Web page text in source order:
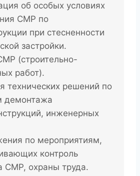
об особых условиях
СМР по
при стесненности
застройки.
(строительно-
работ).
технических решений по
демонтажа
инженерных
по мероприятиям,
контроль
СМР, охраны труда.